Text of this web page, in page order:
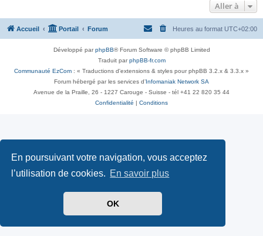
En poursuivant votre navigation, vous acceptez
l’utilisation de cookies. En savoir plus
OK
Aller à
Accueil Portail Forum Heures au format UTC+02:00
Développé parphpBB® Forum Software © phpBB Limited
Traduit parphpBB-fr.com
Communauté EzCom : « Traductions d'extensions & styles pour phpBB 3.2.x & 3.3.x »
Forum hébergé par les services d’ Infomaniak Network SA
Avenue de la Praille, 26 - 1227 Carouge - Suisse - tél +41 22 820 35 44
Confidentialité
Conditions